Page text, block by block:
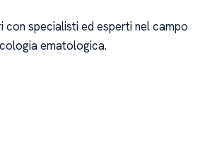
con specialisti ed esperti nel campo
ematologica.